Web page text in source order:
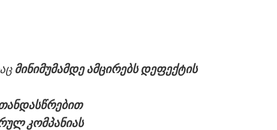
მინიმუმამდე ამცირებს დეფექტის
კომპანიას